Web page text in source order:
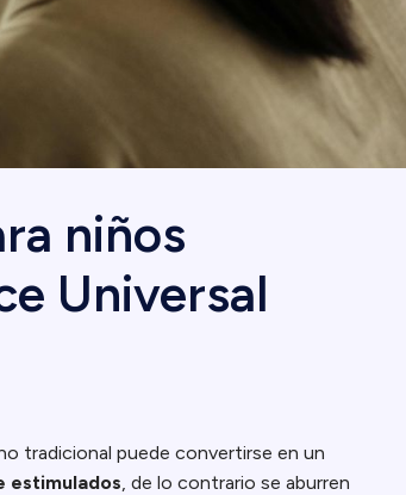
niños
Universal
tradicional puede convertirse en un
estimulados, de lo contrario se aburren